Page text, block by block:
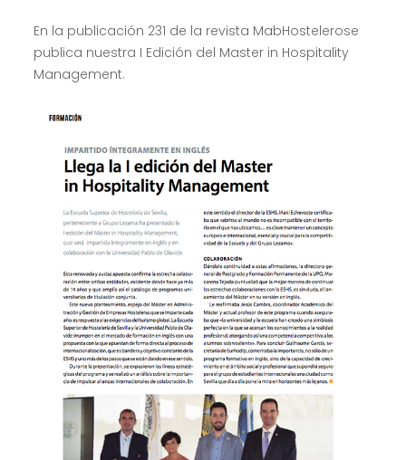
En la publicación 231 de la revista MabHostelerose
publica nuestra I Edición del Master in Hospitality
Management.